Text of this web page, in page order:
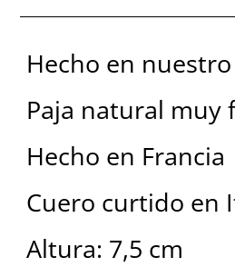
Hecho en
Paja natural muy
Hecho en Francia
Cuero curtido en
Altura: 7,5 cm